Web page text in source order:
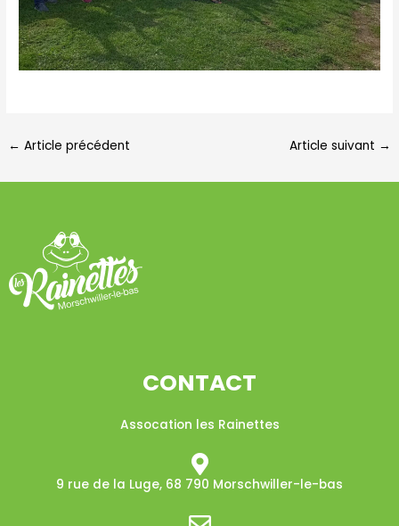
← Article précédent Article suivant →
CONTACT
Assocation les Rainettes
9 rue de la Luge, 68 790 Morschwiller-le-bas​